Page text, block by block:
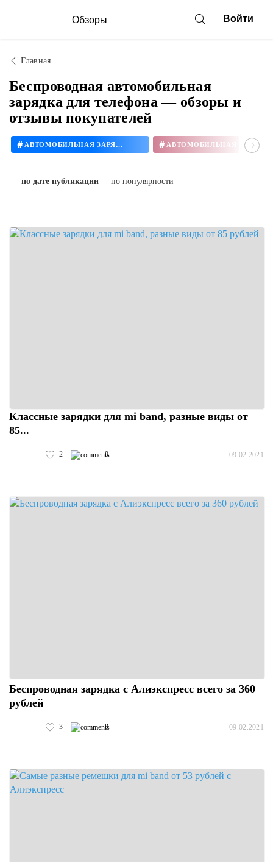
Обзоры Войти
Главная
Беспроводная автомобильная
зарядка для телефона — обзоры и
отзывы покупателей
# АВТОМОБИЛЬНАЯ ЗАРЯДКА #
по дате публикации по популярности
Классные зарядки для mi band, разные виды от
85...
2 0 09.02.2021
Беспроводная зарядка с Алиэкспресс всего за 360
рублей
3 0 09.02.2021